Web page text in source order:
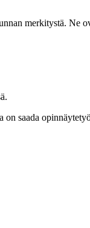
merkitystä. Ne
on saada